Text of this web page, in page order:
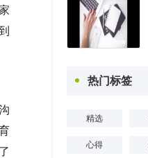
热门标签
精选
心得